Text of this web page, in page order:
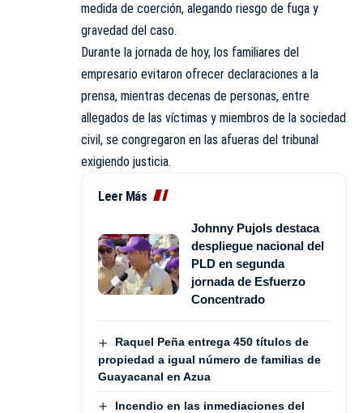
medida de coerción, alegando riesgo de fuga y
gravedad del caso.
Durante la jornada de hoy, los familiares del
empresario evitaron ofrecer declaraciones a la
prensa, mientras decenas de personas, entre
allegados de las víctimas y miembros de la sociedad
civil, se congregaron en las afueras del tribunal
exigiendo justicia.
Leer Más
Johnny Pujols destaca
despliegue nacional del
PLD en segunda
jornada de Esfuerzo
Concentrado
Raquel Peña entrega 450 títulos de
propiedad a igual número de familias de
Guayacanal en Azua
Incendio en las inmediaciones del